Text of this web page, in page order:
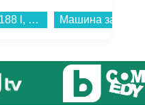
Фризер Sharp SJ-SE182E2W , 188 l, E , Бял , Статична...